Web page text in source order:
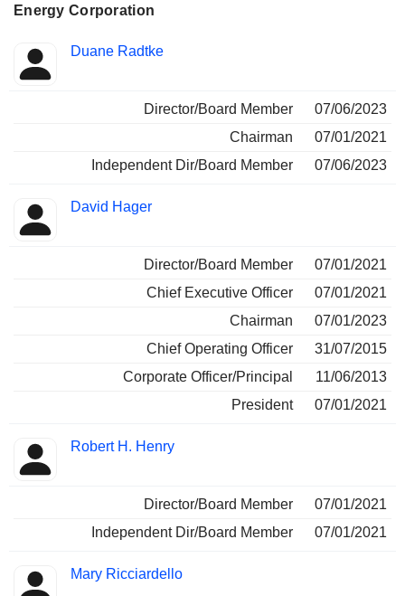
Energy Corporation
Insider
Fonctions
Duane Radtke
Director/Board Member
07/06/2023
Chairman
07/01/2021
Independent Dir/Board Member
07/06/2023
David Hager
Director/Board Member
07/01/2021
Chief Executive Officer
07/01/2021
Chairman
07/01/2023
Chief Operating Officer
31/07/2015
Corporate Officer/Principal
11/06/2013
President
07/01/2021
Robert H. Henry
Director/Board Member
07/01/2021
Independent Dir/Board Member
07/01/2021
Mary Ricciardello